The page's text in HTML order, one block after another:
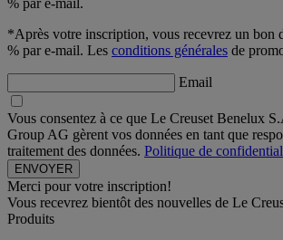
*Après votre inscription, vous recevrez un bon
% par e-mail. Les conditions générales de
Email
Vous consentez à ce que Le Creuset Benelux
Group AG gèrent vos données en tant que
traitement des données. Politique de
Merci pour votre inscription!
Vous recevrez bientôt des nouvelles de Le
Produits